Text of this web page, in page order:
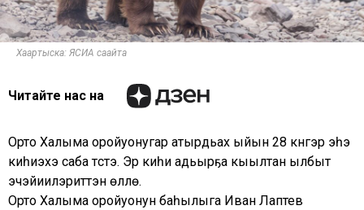
Хаартыска: ЯСИА саайта
Читайте нас на
Орто Халыма оройуонугар атырдьах ыйын 28 күнүгэр эһэ
киһиэхэ саба түстэ. Эр киһи адьырҕа кыылтан ылбыт
эчэйиилэриттэн өллө.
Орто Халыма оройуонун баһылыга Иван Лаптев